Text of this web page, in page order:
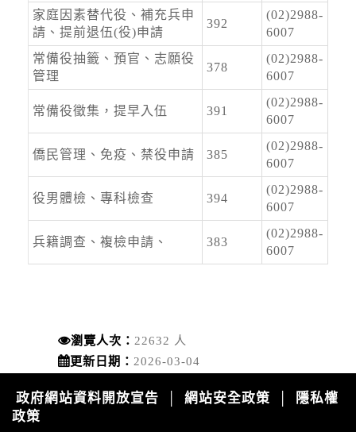
今(9)日第13號颱風及其外圍環流影響，基隆市、
臺北市、新北市、桃園市、新竹市、新竹縣、苗
栗縣、臺中市、南投縣、彰化縣、屏東縣、宜蘭
縣、臺東縣(含綠島、蘭嶼)、澎湖縣、連江...
新北市 八里區 台61線 0K+0~2K+0。受損狀況/
管制原因: 淡江大橋強風預警性封閉管制機車
道、自行車道及人行道，氣象預測風速達8級
2026-08-08, 17:00│新北市政府
颱風來襲，預計於 115 年 8 月 8 日 17 時整執行
市轄橫移門、越堤道及堤外便道只出不進管制，
並於 18 時整執行橫移門、越堤道及堤外便道封
交通局指出，橫移門周邊部分紅黃線開放停車路
段，包含新店溪流域、大漢溪右岸與左岸、淡水
河流域等處，部分為雙邊開放停車，部分為單
開放路邊停車
家庭因素替代役、補充兵申
請、提前退伍(役)申請
392
(02)2988-
6007
常備役抽籤、預官、志願役
管理
378
(02)2988-
6007
常備役徵集，提早入伍 391
(02)2988-
6007
僑民管理、免疫、禁役申請 385
(02)2988-
6007
役男體檢、專科檢查 394
(02)2988-
6007
兵籍調查、複檢申請、 383
(02)2988-
6007
瀏覽人次： 22632 人
更新日期： 2026-03-04
政府網站資料開放宣告 網站安全政策
隱私權
政策